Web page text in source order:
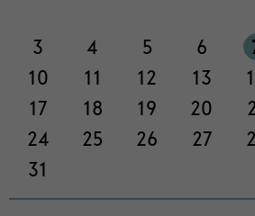
3
4 5 6
10
11 12 13
17
18 19 20
24
25 26 27
31